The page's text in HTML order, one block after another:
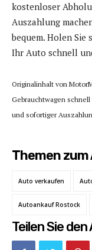
kostenloser
Auszahlung
bequem. Holen
Ihr Auto schnell
Originalinhalt von
Gebrauchtwagen
und sofortiger
Themen
Auto verkaufen
Autoankauf Rostock
Teilen Sie